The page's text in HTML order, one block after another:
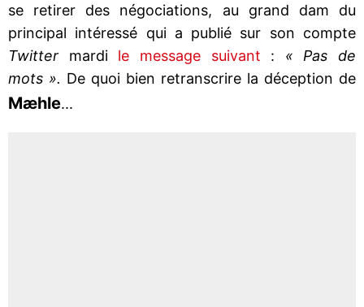
se retirer des négociations, au grand dam du
principal intéressé qui a publié sur son compte
Twitter mardile message suivant : « Pas de
mots ». De quoi bien retranscrire la déception de
Mæhle...